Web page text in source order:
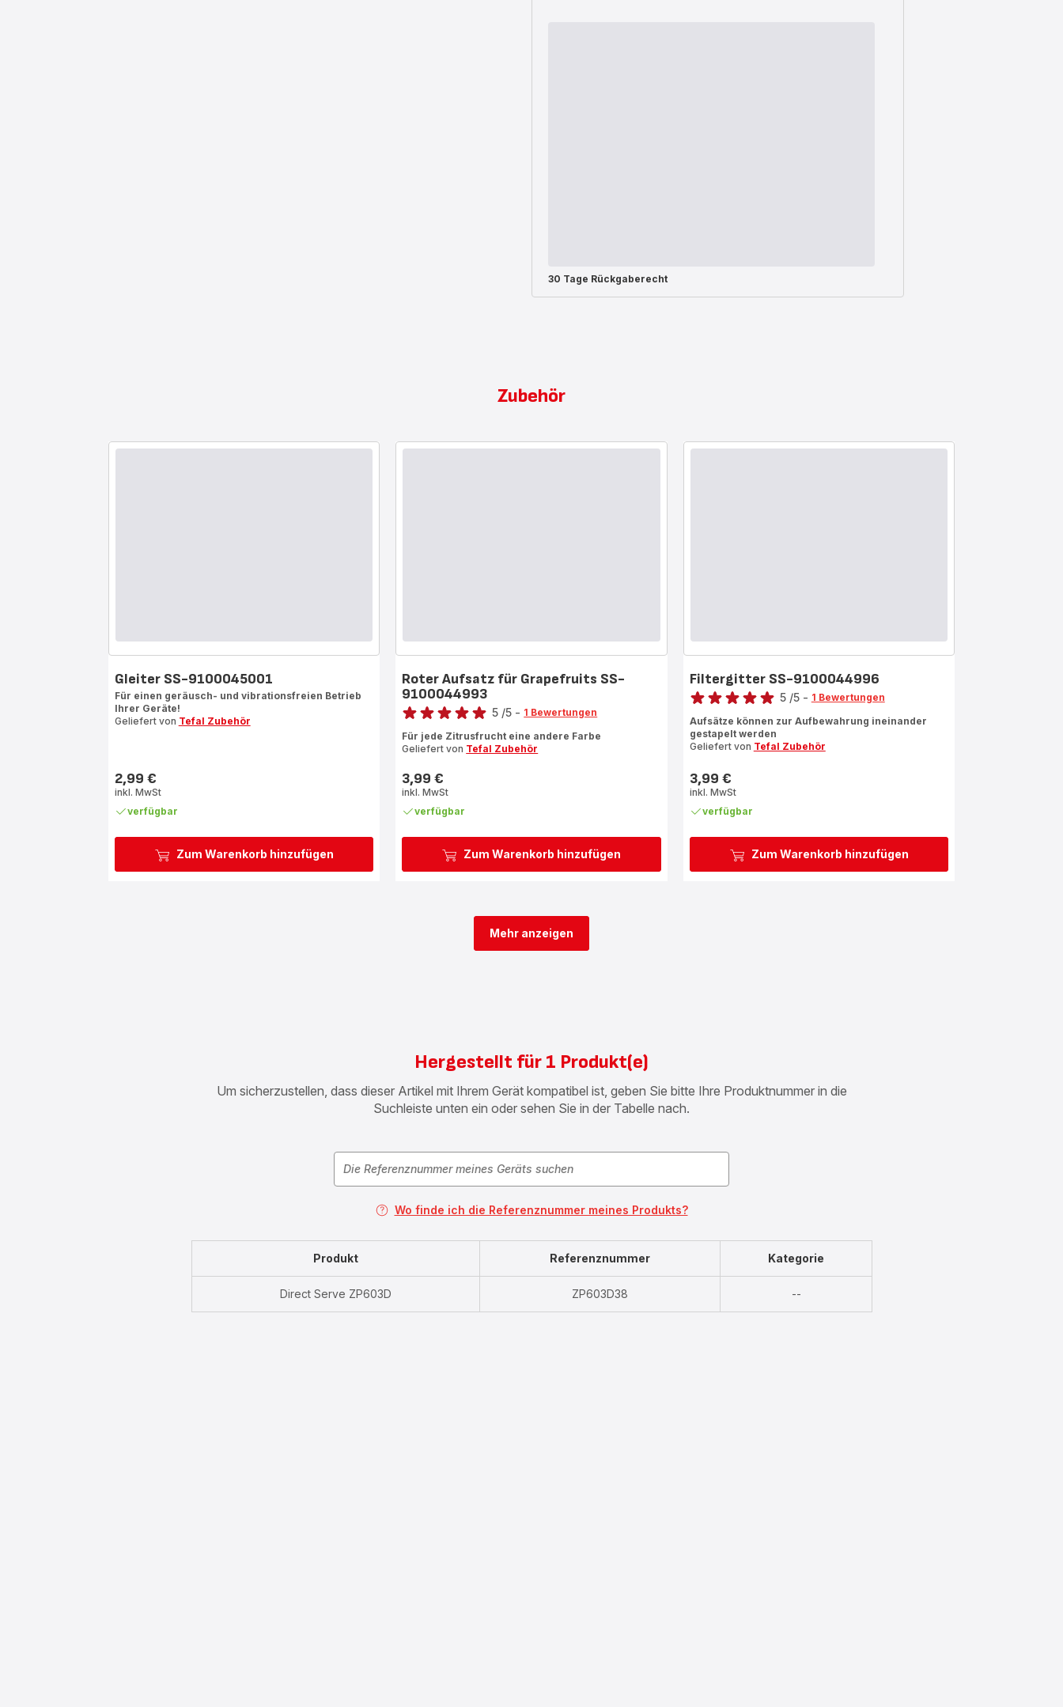
30 Tage Rückgaberecht
Zubehör
Zum Warenkorb hinzufügen
Gleiter SS-9100045001
Für einen geräusch- und vibrationsfreien Betrieb
Ihrer Geräte!
Geliefert von Tefal Zubehör
Preis
2,99 €
inkl. MwSt
verfügbar
Zum Warenkorb hinzufügen
Roter Aufsatz für Grapefruits SS-
9100044993
Bewertung
mit
Sternen
(Durchschnitt)
5 /5 - 1 Bewertungen
Für jede Zitrusfrucht eine andere Farbe
Geliefert von Tefal Zubehör
Preis
3,99 €
inkl. MwSt
verfügbar
Zum Warenkorb hinzufügen
Filtergitter SS-9100044996
Bewertung
mit
5
(Durchschnitt)
5 /5 - 1 Bewertungen
Aufsätze können zur Aufbewahrung ineinander
gestapelt werden
Geliefert von Tefal Zubehör
Preis
3,99 €
inkl. MwSt
verfügbar
Mehr anzeigen
Hergestellt für 1 Produkt(e)
Um sicherzustellen, dass dieser Artikel mit Ihrem Gerät kompatibel ist, geben Sie bitte Ihre Produktnummer in die
Suchleiste unten ein oder sehen Sie in der Tabelle nach.
Wo finde ich die Referenznummer meines Produkts?
Produkt Referenznummer Kategorie
Direct Serve ZP603D ZP603D38 --Nicht
verfügbar